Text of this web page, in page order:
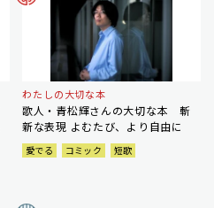
わたしの大切な本
歌人・青松輝さんの大切な本 斬
新な表現 よむたび、より自由に
愛でる コミック 短歌